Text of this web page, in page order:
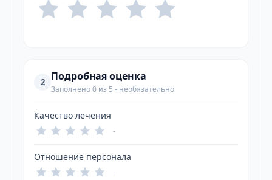
2 Подробная оценка
Заполнено 0 из 5 - необязательно
Качество лечения
-
Отношение персонала
-